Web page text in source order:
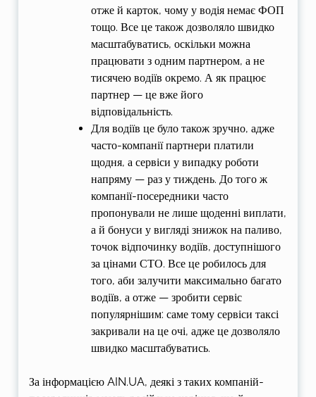
отже й карток, чому у водія немає ФОП
тощо. Все це також дозволяло швидко
масштабуватись, оскільки можна
працювати з одним партнером, а не
тисячею водіїв окремо. А як працює
партнер — це вже його
відповідальність.
Для водіїв це було також зручно, адже
часто-компанії партнери платили
щодня, а сервіси у випадку роботи
напряму — раз у тиждень. До того ж
компанії-посередники часто
пропонували не лише щоденні виплати,
а й бонуси у вигляді знижок на паливо,
точок відпочинку водіїв, доступнішого
за цінами СТО. Все це робилось для
того, аби залучити максимально багато
водіїв, а отже — зробити сервіс
популярнішим: саме тому сервіси таксі
закривали на це очі, адже це дозволяло
швидко масштабуватись.
За інформацією AIN.UA, деякі з таких компаній-